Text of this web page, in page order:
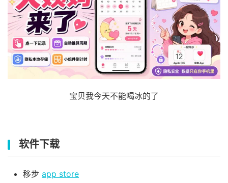
宝贝我今天不能喝冰的了
软件下载
移步 app store